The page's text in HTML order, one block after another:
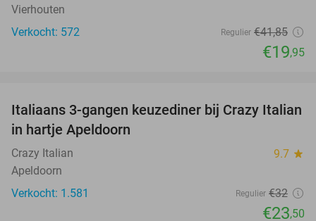
Vierhouten
Verkocht: 572
Regulier €41,85
€19,95
27%
Italiaans 3-gangen keuzediner bij Crazy Italian
in hartje Apeldoorn
Crazy Italian 9.7 star
Apeldoorn
Verkocht: 1.581
Regulier €32
€23,50